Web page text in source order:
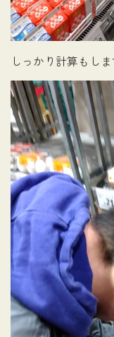
しっかり計算もし